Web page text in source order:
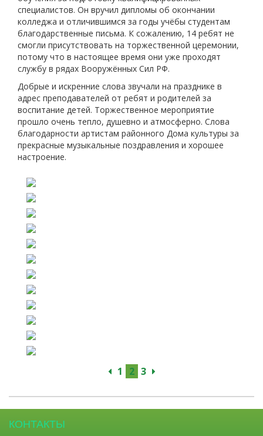
специалистов. Он вручил дипломы об окончании
колледжа и отличившимся за годы учёбы студентам
благодарственные письма. К сожалению, 14 ребят не
смогли присутствовать на торжественной церемонии,
потому что в настоящее время они уже проходят
службу в рядах Вооружённых Сил РФ.
Добрые и искренние слова звучали на празднике в
адрес преподавателей от ребят и родителей за
воспитание детей. Торжественное мероприятие
прошло очень тепло, душевно и атмосферно. Слова
благодарности артистам районного Дома культуры за
прекрасные музыкальные поздравления и хорошее
настроение.
1 2 3
КОНТАКТЫ